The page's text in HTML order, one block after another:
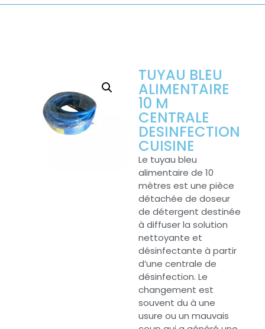
TUYAU BLEU
ALIMENTAIRE
10 M
CENTRALE
DESINFECTION
CUISINE
Le tuyau bleu
alimentaire de 10
mètres est une pièce
détachée de doseur
de détergent destinée
à diffuser la solution
nettoyante et
désinfectante à partir
d’une centrale de
désinfection. Le
changement est
souvent du à une
usure ou un mauvais